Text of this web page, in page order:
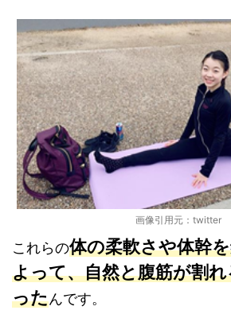
画像引用元：twitter
これらの体の柔軟さや体幹
よって、自然と腹筋が割
ったんです。